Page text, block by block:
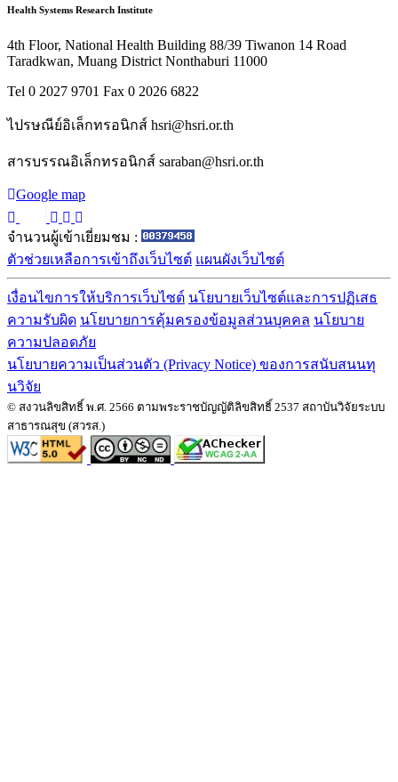
Health Systems Research Institute
4th Floor, National Health Building 88/39 Tiwanon 14 Road
Taradkwan, Muang District Nonthaburi 11000
Tel 0 2027 9701 Fax 0 2026 6822
ไปรษณีย์อิเล็กทรอนิกส์ hsri@hsri.or.th
สารบรรณอิเล็กทรอนิกส์ saraban@hsri.or.th
Google map
จำนวนผู้เข้าเยี่ยมชม :
ตัวช่วยเหลือการเข้าถึงเว็บไซต์ แผนผังเว็บไซต์
เงื่อนไขการให้บริการเว็บไซต์ นโยบายเว็บไซต์และการปฏิเสธ
ความรับผิด นโยบายการคุ้มครองข้อมูลส่วนบุคคล นโยบาย
ความปลอดภัย
นโยบายความเป็นส่วนตัว (Privacy Notice) ของการสนับสนนทุ
นวิจัย
© สงวนลิขสิทธิ์ พ.ศ. 2566 ตามพระราชบัญญัติลิขสิทธิ์ 2537 สถาบันวิจัยระบบ
สาธารณสุข (สวรส.)